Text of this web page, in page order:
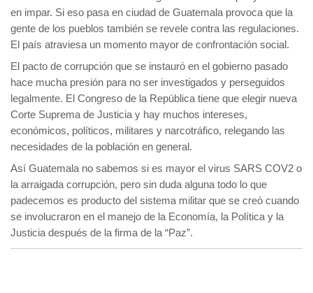
en impar. Si eso pasa en ciudad de Guatemala provoca que la
gente de los pueblos también se revele contra las regulaciones.
El país atraviesa un momento mayor de confrontación social.
El pacto de corrupción que se instauró en el gobierno pasado
hace mucha presión para no ser investigados y perseguidos
legalmente. El Congreso de la República tiene que elegir nueva
Corte Suprema de Justicia y hay muchos intereses,
económicos, políticos, militares y narcotráfico, relegando las
necesidades de la población en general.
Así Guatemala no sabemos si es mayor el virus SARS COV2 o
la arraigada corrupción, pero sin duda alguna todo lo que
padecemos es producto del sistema militar que se creó cuando
se involucraron en el manejo de la Economía, la Política y la
Justicia después de la firma de la “Paz”.